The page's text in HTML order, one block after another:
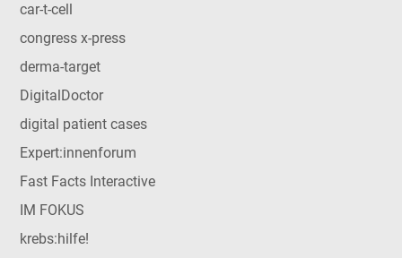
car-t-cell
congress x-press
derma-target
DigitalDoctor
digital patient cases
Expert:innenforum
Fast Facts Interactive
IM FOKUS
krebs:hilfe!